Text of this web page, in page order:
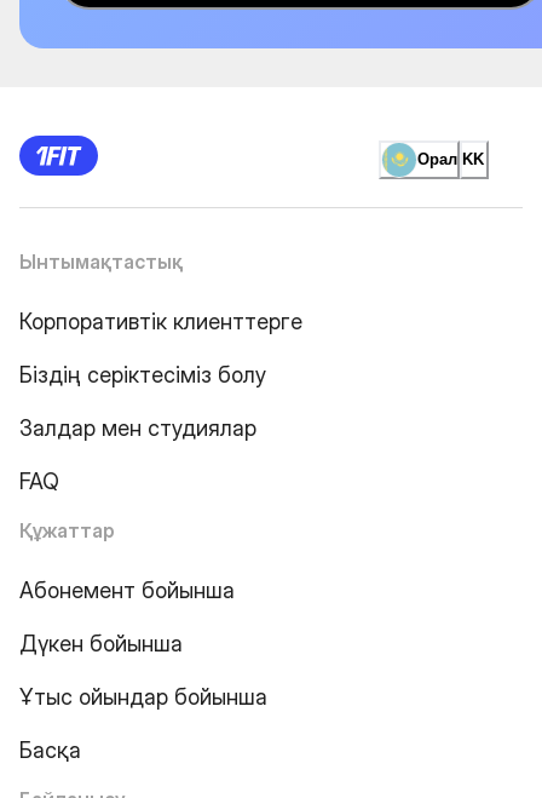
Орал KK
Ынтымақтастық
Корпоративтік клиенттерге
Біздің серіктесіміз болу
Залдар мен студиялар
FAQ
Құжаттар
Абонемент бойынша
Дүкен бойынша
Ұтыс ойындар бойынша
Басқа